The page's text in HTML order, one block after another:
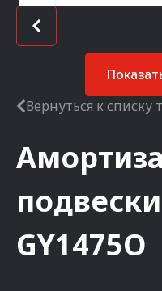
Вернуться к списку
подвески
GY1475O